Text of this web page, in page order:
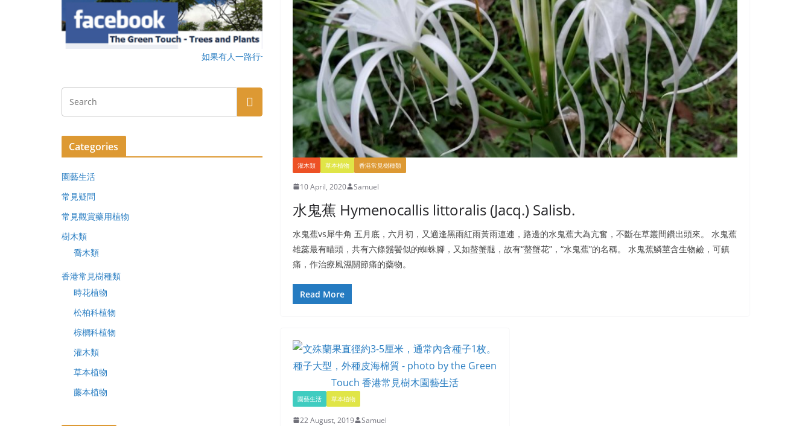
灌木類 草本植物 香港常見樹種類
10 April, 2020 Samuel
水鬼蕉 Hymenocallis littoralis (Jacq.) Salisb.
水鬼蕉vs犀牛角 五月底，六月初，又適逢黑雨紅雨黃雨連連，路邊的水鬼蕉大為亢奮，不斷在草叢間鑽出頭來。 水鬼蕉
雄蕊最有瞄頭，共有六條鬚鬢似的蜘蛛腳，又如螯蟹腿，故有“螯蟹花”，“水鬼蕉”的名稱。 水鬼蕉鱗莖含生物鹼，可鎮
痛，作治療風濕關節痛的藥物。
Read More
園藝生活 草本植物
22 August, 2019 Samuel
如果有人一路行一路瞻天望地，他可能是跟我們一樣在看樹，辨認他們的形態，樹葉、花朵、果實。有興趣加入我們一起看看香港常見樹木嗎？或分享您的照片、經驗在我
Categories
園藝生活
常見疑問
常見觀賞藥用植物
樹木類
喬木類
香港常見樹種類
時花植物
松柏科植物
棕櫚科植物
灌木類
草本植物
藤本植物